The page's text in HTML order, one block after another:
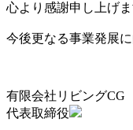
心より感謝申し上げま
今後更なる事業発展
有限会社リビングCG
代表取締役